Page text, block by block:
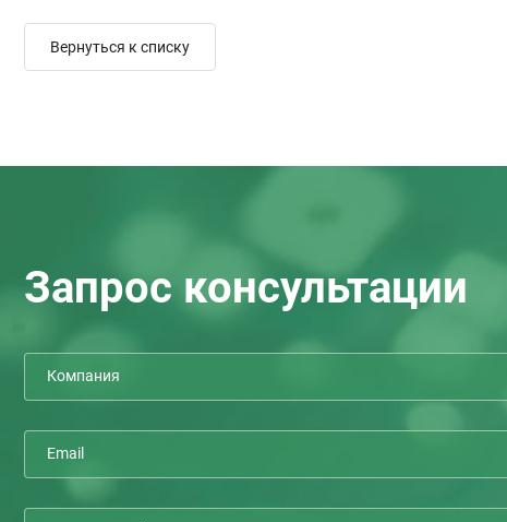
Вернуться к списку
Запрос консультации